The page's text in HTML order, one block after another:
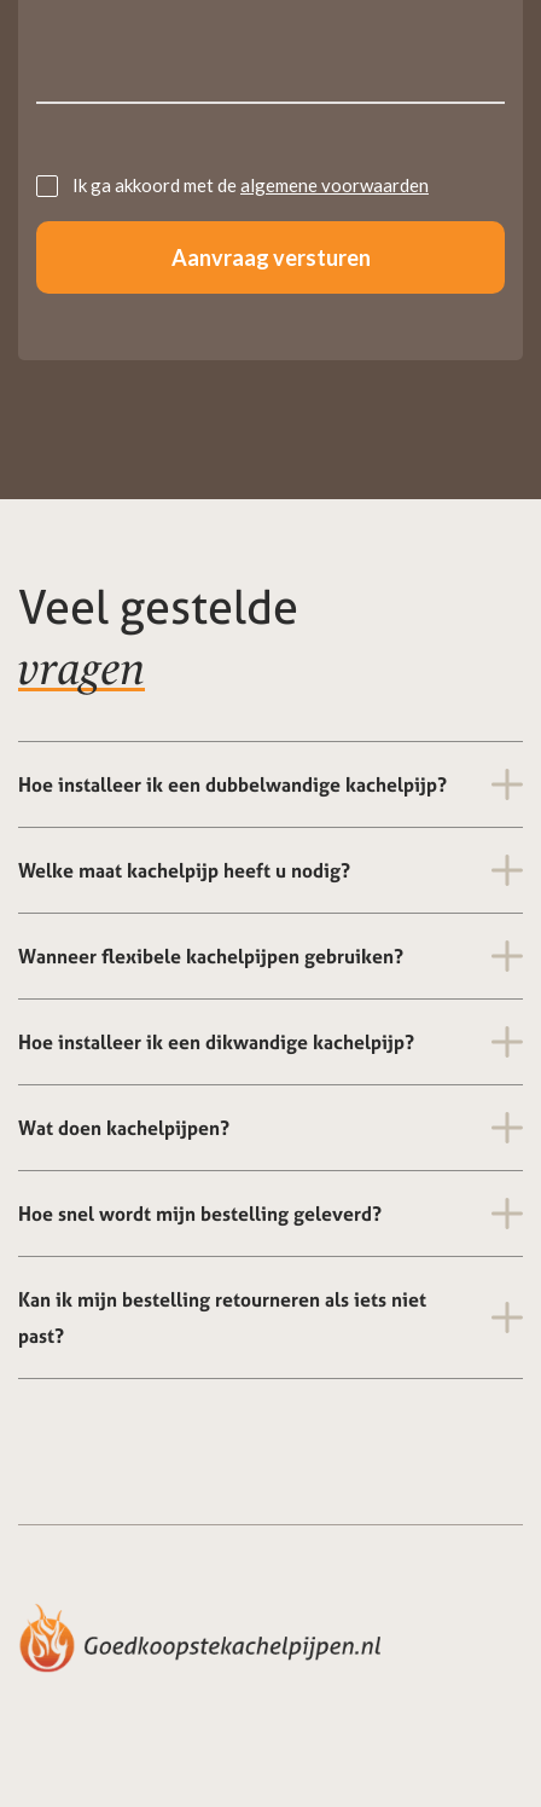
UntitledIk ga akkoord met dealgemene voorwaarden
Veel gestelde
vragen
Hoe installeer ik een dubbelwandige kachelpijp?
Welke maat kachelpijp heeft u nodig?
Wanneer flexibele kachelpijpen gebruiken?
Hoe installeer ik een dikwandige kachelpijp?
Wat doen kachelpijpen?
Hoe snel wordt mijn bestelling geleverd?
Kan ik mijn bestelling retourneren als iets niet
past?